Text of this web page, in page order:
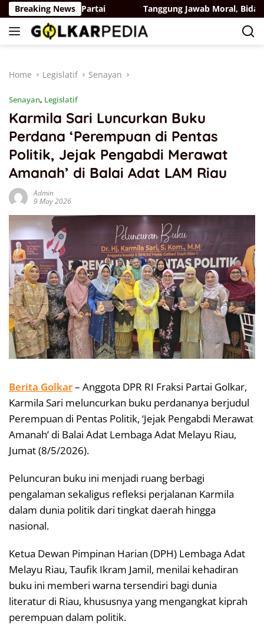
Skip
to
content
Breaking News
Partai Tanggung Jawab Moral, Bidang
Home Legislatif Senayan
Senayan, Legislatif
Karmila Sari Luncurkan Buku
Perdana ‘Perempuan di Pentas
Politik, Jejak Pengabdi Merawat
Amanah’ di Balai Adat LAM Riau
Admin
9 May 2026
Berita Golkar– Anggota DPR RI Fraksi Partai Golkar,
Karmila Sari meluncurkan buku perdananya berjudul
Perempuan di Pentas Politik, ‘Jejak Pengabdi Merawat
Amanah’ di Balai Adat Lembaga Adat Melayu Riau,
Jumat (8/5/2026).
Peluncuran buku ini menjadi ruang berbagi
pengalaman sekaligus refleksi perjalanan Karmila
dalam dunia politik dari tingkat daerah hingga
nasional.
Ketua Dewan Pimpinan Harian (DPH) Lembaga Adat
Melayu Riau, Taufik Ikram Jamil, menilai kehadiran
buku ini memberi warna tersendiri bagi dunia
literatur di Riau, khususnya yang mengangkat kiprah
perempuan dalam politik.